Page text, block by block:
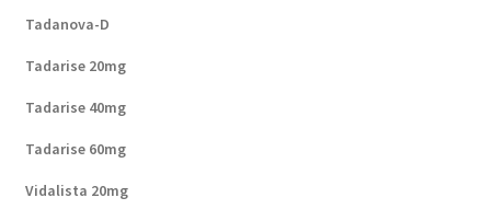
Tadanova-D
Tadarise 20mg
Tadarise 40mg
Tadarise 60mg
Vidalista 20mg